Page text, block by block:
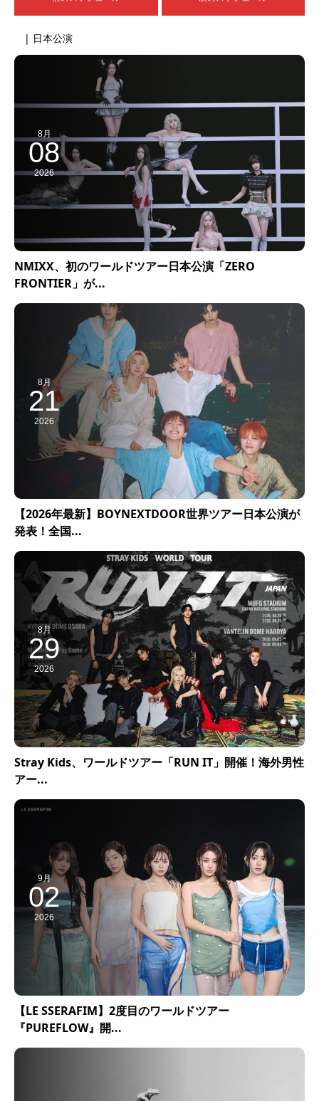
| 日本公演
8月
08
2026
NMIXX、初のワールドツアー日本公演「ZERO
FRONTIER」が...
8月
21
2026
【2026年最新】BOYNEXTDOOR世界ツアー日本公演が
発表！全国...
8月
29
2026
Stray Kids、ワールドツアー「RUN IT」開催！海外男性
アー...
9月
02
2026
【LE SSERAFIM】2度目のワールドツアー
『PUREFLOW』開...